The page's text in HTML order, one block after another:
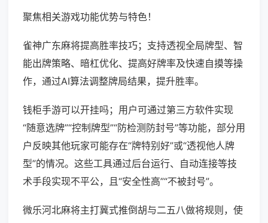
聚焦相关游戏功能优势与特色！
雀神广东麻将提高胜率技巧；支持透视全局牌型、智
能出牌策略、暗杠优化、提高好牌率及快速自摸等操
作，通过AI算法调整牌局结果，提升胜率。
钱柜手游可以开挂吗；用户可通过第三方软件实现
“随意选牌”“控制牌型”“防检测防封号”等功能，部分用
户反映其他玩家可能存在“牌特别好”或“透视他人牌
型”的情况。这些工具通过后台运行、自动连接等技
术手段实现不平公，且“安全性高”“不被封号”。
微乐河北麻将主打冀式推倒胡与二五八做将规则，使